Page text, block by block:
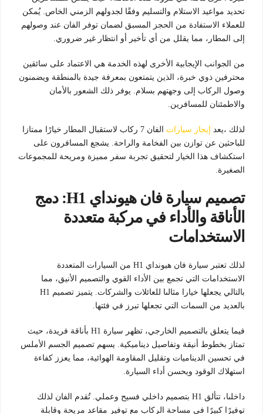
تحديد مواعيد الاستلام والتسليم وفقًا لجدولهم الزمني الخاص. يُمكن
للعملاء الاستفادة من الحجز المسبق لضمان توفر الفان عند وصولهم
إلى المطار، مما يقلل من أي تأخير أو انتظار غير ضروري.
من الجوانب الإيجابية الأخرى لهذه الخدمة هي الاعتماد على سائقين
محترفين ذوي خبرة، الذين يتمتعون بمعرفة جيدة بالمنطقة ويضمنون
وصول الركاب إلى وجهتهم بسلام. يوفر ذلك الشعور بالأمان
والاطمئنان للمسافرين.
لذلك ،يعد إيجار سيارات
الفان 7 ركاب لاستقبال المطار خيارًا ممتازا
للباحثين عن توازن بين الفخامة والراحة. يشجع المسافرون على
استكشاف هذا الخيار لتحقيق تجربة سفر مميزة ومريحة للمجموعات
الصغيرة.
تصميم سيارة فان هيونداي H1: دمج
الأناقة والأداء في مركبة متعددة
الاستخدامات
لذلك تعتبر سيارة فان هيونداي H1 من السيارات المتعددة
الاستخدامات التي تجمع بين الأداء القوي والتصميم الأنيق، مما
بالتالي يجعلها خيارا مثالىا للعائلات والشركات. يتميز تصميم H1
بالعديد من السمات التي تجعلها تبرز في فئتها.
فيما يتعلق بالتصميم الخارجي، تظهر سيارة H1 بأناقة فريدة، حيث
تمتاز بخطوط أنيقة وتفاصيل ديناميكية. يسهم تصميم الجسم الأملس
في تحسين الديناميات وتقليل المقاومة الهوائية، مما يعزز كفاءة
استهلاك الوقود ويحسن أداء السيارة.
داخلىا، تتألق H1 بتصميم داخلي فسيح وعملي. تُقدم الفان لذلك
توفيرًا كبيرًا في مساحة الركاب مع توفير مقاعد مريحة وقابلة